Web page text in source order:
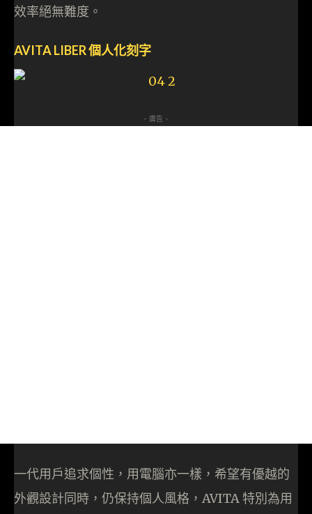
效率絕無難度。
AVITA LIBER 個人化刻字
- 廣告 -
一代用戶追求個性，用電腦亦一樣，希望有優越的
外觀設計同時，仍保持個人風格，AVITA 特別為用